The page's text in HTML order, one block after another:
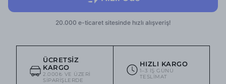
ÜCRETSIZ
KARGO
2.000₺ VE ÜZERI
SIPARIŞLERDE
HIZLI KARGO
1–3 IŞ GÜNÜ
TESLIMAT